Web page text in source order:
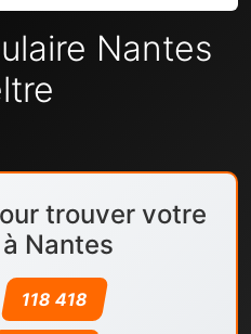
Nantes
trouver votre
Nantes
118 418